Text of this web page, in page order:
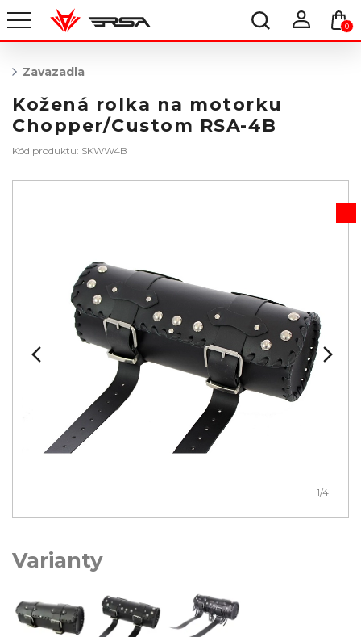
0
Zavazadla
Kožená rolka na motorku
Chopper/Custom RSA-4B
Kód produktu: SKWW4B
1/4
Varianty